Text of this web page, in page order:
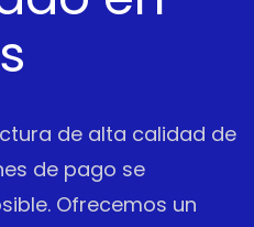
de alta calidad de
de pago se
Ofrecemos un